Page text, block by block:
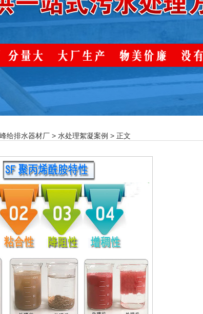
给排水器材厂 > 水处理絮凝案例 > 正文